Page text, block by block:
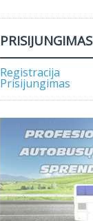
PRISIJUNGIMAS
Registracija
Prisijungimas